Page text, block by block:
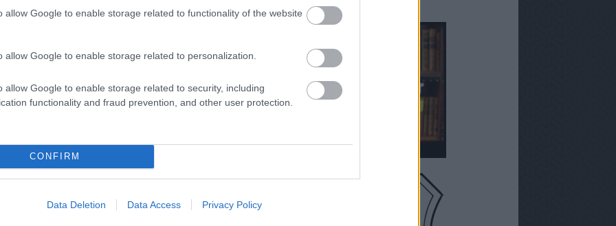
allow Google to enable storage related to functionality of the website
allow Google to enable storage related to personalization.
allow Google to enable storage related to security, including
functionality and fraud prevention, and other user protection.
CONFIRM
Data Deletion Data Access Privacy Policy
számú házon), mely még 1949 előtt kerülhetett fel.